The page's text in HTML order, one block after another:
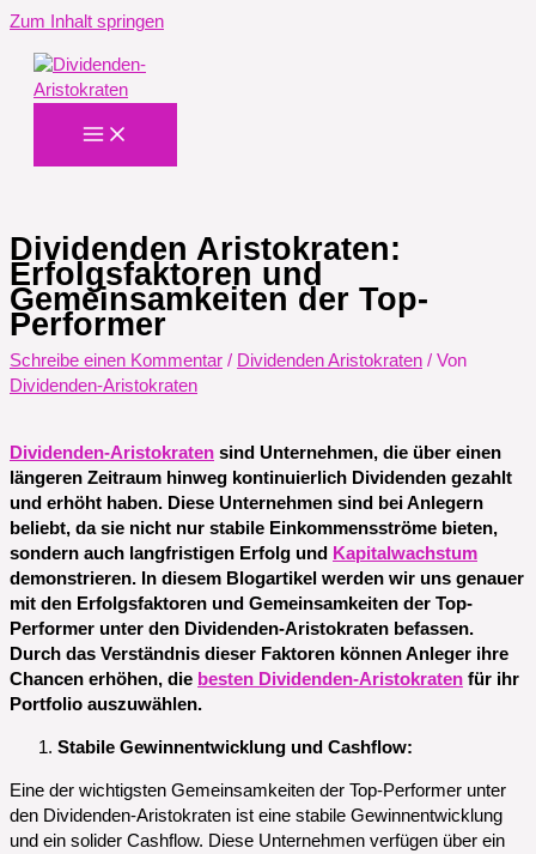
Zum Inhalt springen
Dividenden Aristokraten:
Erfolgsfaktoren und
Gemeinsamkeiten der Top-
Performer
Schreibe einen Kommentar / Dividenden Aristokraten / Von
Dividenden-Aristokraten
Dividenden-Aristokraten sind Unternehmen, die über einen
längeren Zeitraum hinweg kontinuierlich Dividenden gezahlt
und erhöht haben. Diese Unternehmen sind bei Anlegern
beliebt, da sie nicht nur stabile Einkommensströme bieten,
sondern auch langfristigen Erfolg und Kapitalwachstum
demonstrieren. In diesem Blogartikel werden wir uns genauer
mit den Erfolgsfaktoren und Gemeinsamkeiten der Top-
Performer unter den Dividenden-Aristokraten befassen.
Durch das Verständnis dieser Faktoren können Anleger ihre
Chancen erhöhen, die besten Dividenden-Aristokraten für ihr
Portfolio auszuwählen.
Stabile Gewinnentwicklung und Cashflow:
Eine der wichtigsten Gemeinsamkeiten der Top-Performer unter
den Dividenden-Aristokraten ist eine stabile Gewinnentwicklung
und ein solider Cashflow. Diese Unternehmen verfügen über ein